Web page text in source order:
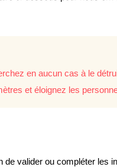
en aucun cas à le
et éloignez les
valider ou compléter les